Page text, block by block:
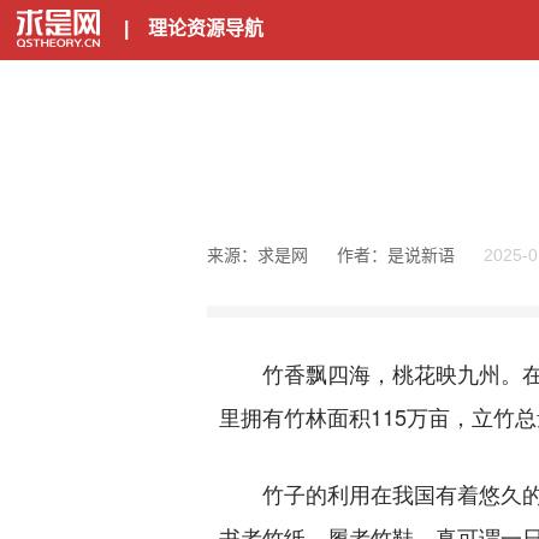
理论资源导航
来源：求是网 作者：是说新语 2025-
竹香飘四海，桃花映九州。
里拥有竹林面积115万亩，立竹
竹子的利用在我国有着悠久的